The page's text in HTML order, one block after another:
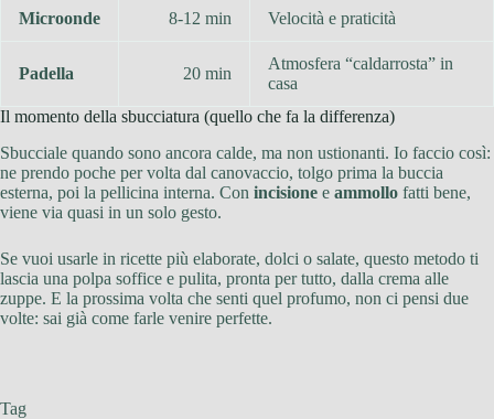
Microonde 8-12 min Velocità e praticità
Padella 20 min
Atmosfera “caldarrosta” in
casa
Il momento della sbucciatura (quello che fa la differenza)
Sbucciale quando sono ancora calde, ma non ustionanti. Io faccio così:
ne prendo poche per volta dal canovaccio, tolgo prima la buccia
esterna, poi la pellicina interna. Con incisione e ammollo fatti bene,
viene via quasi in un solo gesto.
Se vuoi usarle in ricette più elaborate, dolci o salate, questo metodo ti
lascia una polpa soffice e pulita, pronta per tutto, dalla crema alle
zuppe. E la prossima volta che senti quel profumo, non ci pensi due
volte: sai già come farle venire perfette.
Tag